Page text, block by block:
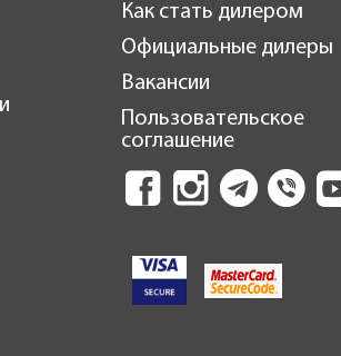
Как стать дилером
Официальные дилеры
Вакансии
Пользовательское
соглашение